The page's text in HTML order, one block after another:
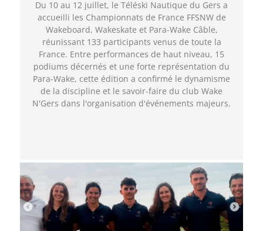
Du 10 au 12 juillet, le Téléski Nautique du Gers a
accueilli les Championnats de France FFSNW de
Wakeboard, Wakeskate et Para-Wake Câble,
réunissant 133 participants venus de toute la
France. Entre performances de haut niveau, 15
podiums décernés et une forte représentation du
Para-Wake, cette édition a confirmé le dynamisme
de la discipline et le savoir-faire du club Wake
N'Gers dans l'organisation d'événements majeurs.